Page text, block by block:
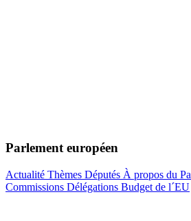
Parlement européen
Actualité Thèmes Députés À propos du
Commissions Délégations Budget de l´EU